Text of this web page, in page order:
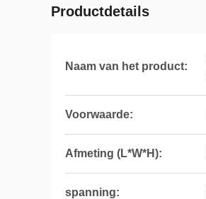
Productdetails
Naam van het product:
Voorwaarde:
Afmeting (L*W*H):
spanning: